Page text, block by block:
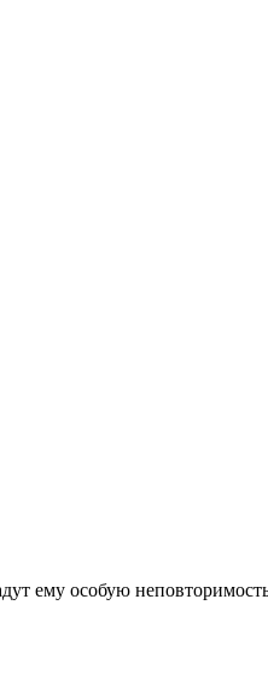
ему особую